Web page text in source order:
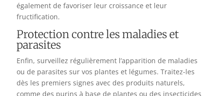
également de favoriser leur croissance et leur
fructification.
Protection contre les maladies et
parasites
Enfin, surveillez régulièrement l’apparition de maladies
ou de parasites sur vos plantes et légumes. Traitez-les
dès les premiers signes avec des produits naturels,
comme des purins à base de plantes ou des insecticides